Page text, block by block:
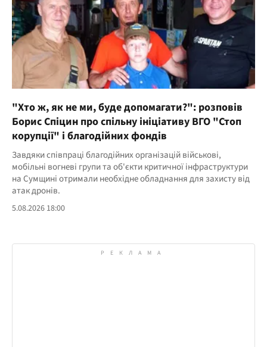
"Хто ж, як не ми, буде допомагати?": розповів
Борис Спіцин про спільну ініціативу ВГО "Стоп
корупції" і благодійних фондів
Завдяки співпраці благодійних організацій військові,
мобільні вогневі групи та об'єкти критичної інфраструктури
на Сумщині отримали необхідне обладнання для захисту від
атак дронів.
5.08.2026 18:00